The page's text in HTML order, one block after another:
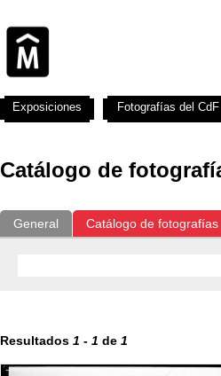
Catálogo de
General Catálogo de fotografías
Resultados 1 - 1 de 1
Exposiciones Fotografías del CdF